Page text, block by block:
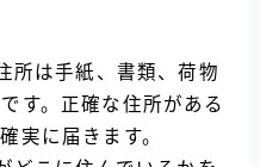
所は手紙、書類、荷物
す。正確な住所がある
実に届きます。